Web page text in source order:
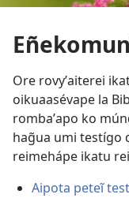
Ore rovyʼaiterei
oikuaasévape la
rombaʼapo ko
hag̃ua umi testígo
reimehápe ikatu
Aipota peteĩ